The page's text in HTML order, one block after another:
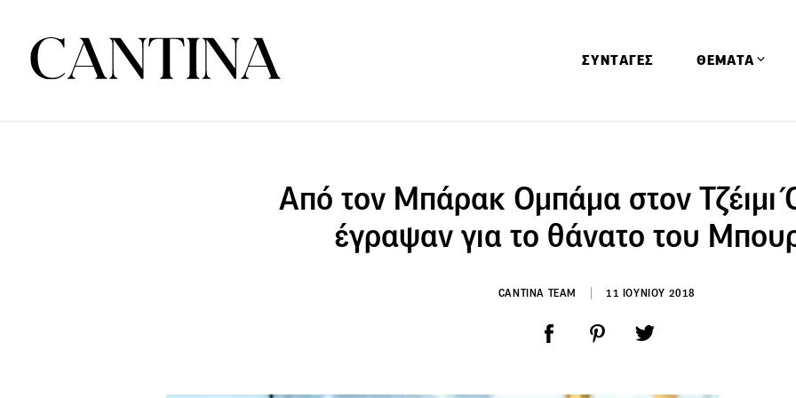
ΣΥΝΤΑΓΕΣ ΘΕΜΑΤΑ
Αφιερώματα
Ειδήσεις
Έρευνες
Από τον Μπάρακ Ομπάμα στον Τζέιμι
έγραψαν για το θάνατο του
CANTINA TEAM 11 ΙΟΥΝΙΟΥ 2018